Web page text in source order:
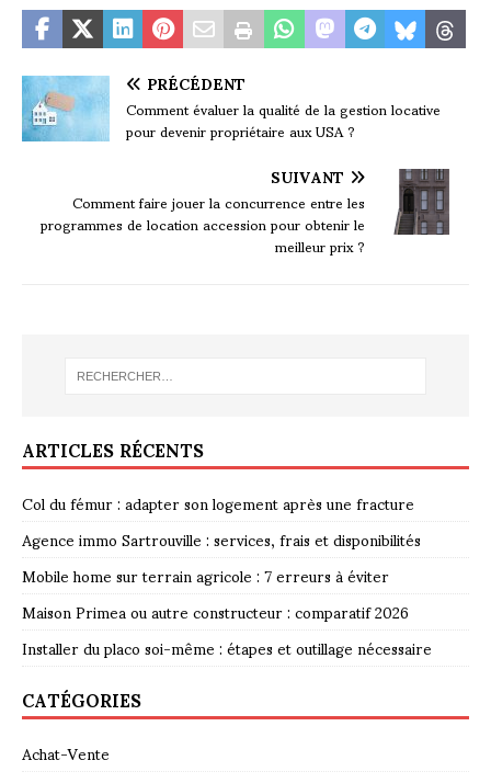
PRÉCÉDENT
Comment évaluer la qualité de la gestion locative
pour devenir propriétaire aux USA ?
SUIVANT
Comment faire jouer la concurrence entre les
programmes de location accession pour obtenir le
meilleur prix ?
ARTICLES RÉCENTS
Col du fémur : adapter son logement après une fracture
Agence immo Sartrouville : services, frais et disponibilités
Mobile home sur terrain agricole : 7 erreurs à éviter
Maison Primea ou autre constructeur : comparatif 2026
Installer du placo soi-même : étapes et outillage nécessaire
CATÉGORIES
Achat-Vente